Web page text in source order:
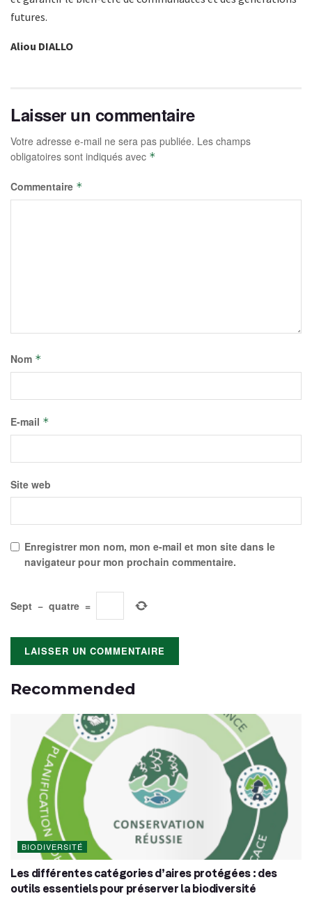
futures.
Aliou DIALLO
Laisser un commentaire
Votre adresse e-mail ne sera pas publiée. Les champs
obligatoires sont indiqués avec *
Commentaire *
Nom *
E-mail *
Site web
Enregistrer mon nom, mon e-mail et mon site dans le
navigateur pour mon prochain commentaire.
Sept − quatre =
Recommended
BIODIVERSITÉ
Les différentes catégories d’aires protégées : des
outils essentiels pour préserver la biodiversité